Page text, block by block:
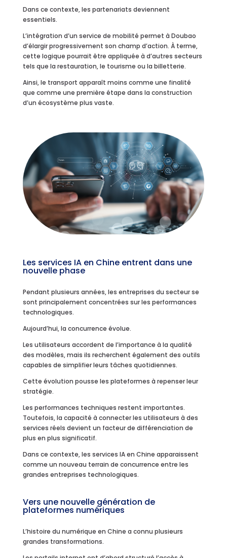
Dans ce contexte, les partenariats deviennent
essentiels.
L’intégration d’un service de mobilité permet à Doubao
d’élargir progressivement son champ d’action. À terme,
cette logique pourrait être appliquée à d’autres secteurs
tels que la restauration, le tourisme ou la billetterie.
Ainsi, le transport apparaît moins comme une finalité
que comme une première étape dans la construction
d’un écosystème plus vaste.
Les services IA en Chine entrent dans une
nouvelle phase
Pendant plusieurs années, les entreprises du secteur se
sont principalement concentrées sur les performances
technologiques.
Aujourd’hui, la concurrence évolue.
Les utilisateurs accordent de l’importance à la qualité
des modèles, mais ils recherchent également des outils
capables de simplifier leurs tâches quotidiennes.
Cette évolution pousse les plateformes à repenser leur
stratégie.
Les performances techniques restent importantes.
Toutefois, la capacité à connecter les utilisateurs à des
services réels devient un facteur de différenciation de
plus en plus significatif.
Dans ce contexte, les services IA en Chine apparaissent
comme un nouveau terrain de concurrence entre les
grandes entreprises technologiques.
Vers une nouvelle génération de
plateformes numériques
L’histoire du numérique en Chine a connu plusieurs
grandes transformations.